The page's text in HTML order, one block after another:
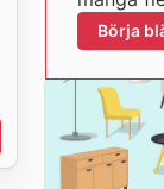
Börja